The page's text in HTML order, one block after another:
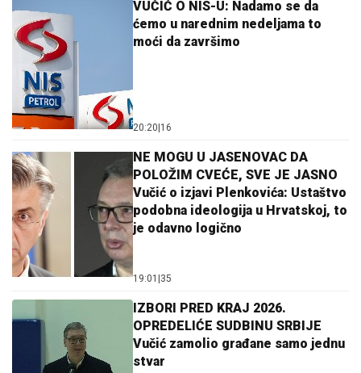
VUČIĆ O NIS-U: Nadamo se da
ćemo u narednim nedeljama to
moći da završimo
20:20|16
NE MOGU U JASENOVAC DA
POLOŽIM CVEĆE, SVE JE JASNO
Vučić o izjavi Plenkovića: Ustaštvo
podobna ideologija u Hrvatskoj, to
je odavno logično
19:01 |35
IZBORI PRED KRAJ 2026.
OPREDELIĆE SUDBINU SRBIJE
Vučić zamolio građane samo jednu
stvar